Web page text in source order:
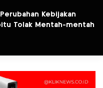
Kebijakan
Tolak Mentah-mentah